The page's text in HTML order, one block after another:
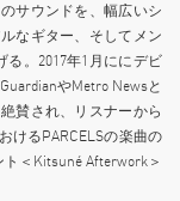
サウンドを、幅広いシ
なギター、そしてメン
。2017年1月ににデビ
やMetro Newsと
賛され、リスナーから
けるPARCELSの楽曲の
＜Kitsuné Afterwork＞